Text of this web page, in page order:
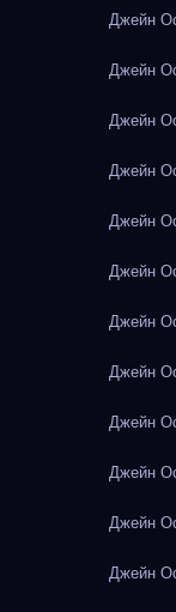
Джейн
Джейн
Джейн
Джейн
Джейн
Джейн
Джейн
Джейн
Джейн
Джейн
Джейн
Джейн